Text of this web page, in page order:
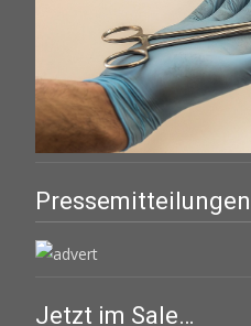
Pressemitteilungen
Jetzt im Sale…